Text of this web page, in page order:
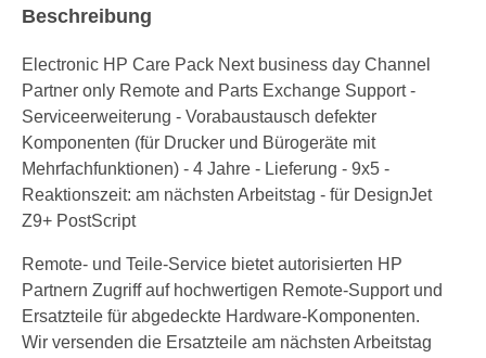
Beschreibung
Electronic HP Care Pack Next business day Channel
Partner only Remote and Parts Exchange Support -
Serviceerweiterung - Vorabaustausch defekter
Komponenten (für Drucker und Bürogeräte mit
Mehrfachfunktionen) - 4 Jahre - Lieferung - 9x5 -
Reaktionszeit: am nächsten Arbeitstag - für DesignJet
Z9+ PostScript
Remote- und Teile-Service bietet autorisierten HP
Partnern Zugriff auf hochwertigen Remote-Support und
Ersatzteile für abgedeckte Hardware-Komponenten.
Wir versenden die Ersatzteile am nächsten Arbeitstag